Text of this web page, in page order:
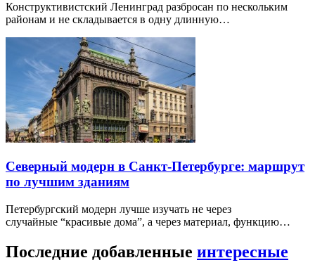
Конструктивистский Ленинград разбросан по нескольким
районам и не складывается в одну длинную…
Северный модерн в Санкт-Петербурге: маршрут
по лучшим зданиям
Петербургский модерн лучше изучать не через
случайные “красивые дома”, а через материал, функцию…
Последние добавленные интересные